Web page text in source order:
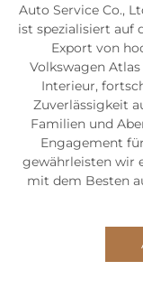
Auto Service Co.,
ist spezialisiert auf
Export von
Volkswagen
Interieur,
Zuverlässigkeit
Familien und
Engagement
gewährleisten wir
mit dem Besten